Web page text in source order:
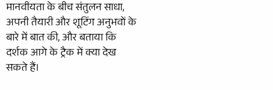
मानवीयता के बीच संतुलन साधा,
अपनी तैयारी और शूटिंग अनुभवों के
बारे में बात की, और बताया कि
दर्शक आगे के ट्रैक में क्या देख
सकते हैं।